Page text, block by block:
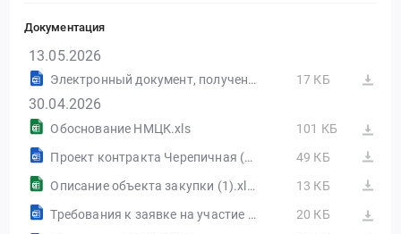
Документация
13.05.2026
Электронный документ, полученный из внешней системы 17 КБ
30.04.2026
Обоснование НМЦК.xls
101 КБ
Проект контракта Черепичная (1).docx
49 КБ
Описание объекта закупки (1).xlsx
13 КБ
Требования к заявке на участие в закупке и инструкция по её заполнению.docx
20 КБ